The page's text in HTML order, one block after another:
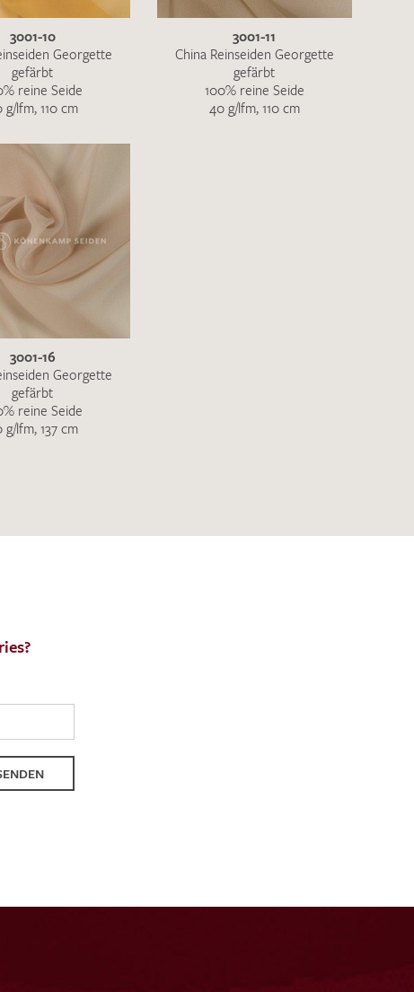
zur Beantwortung meiner Musteranfrage
3001-10
Georgette
gefärbt
reine Seide
g/lfm, 110 cm
3001-11
China Reinseiden Georgette
gefärbt
100% reine Seide
40 g/lfm, 110 cm
3001-16
Georgette
gefärbt
reine Seide
g/lfm, 137 cm